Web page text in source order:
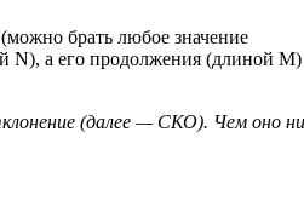
брать любое значение
N), а его продолжения (длиной
(далее — СКО). Чем оно